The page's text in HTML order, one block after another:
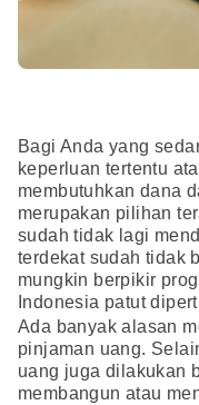
Bagi Anda yang
keperluan tertentu
membutuhkan dana
merupakan pilihan
sudah tidak lagi
terdekat sudah tidak
mungkin berpikir
Indonesia patut
Ada banyak alasan
pinjaman uang.
uang juga dilakukan
membangun atau